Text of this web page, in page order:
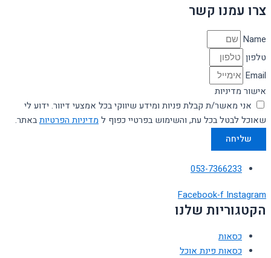
צרו עמנו קשר
Name
טלפון
Email
אישור מדיניות
אני מאשר/ת קבלת פניות ומידע שיווקי בכל אמצעי דיוור. ידוע לי
שאוכל לבטל בכל עת, והשימוש בפרטיי כפוף ל מדיניות הפרטיותבאתר.
שליחה
053-7366233
Facebook-f Instagram
הקטגוריות שלנו
כסאות
כסאות פינת אוכל